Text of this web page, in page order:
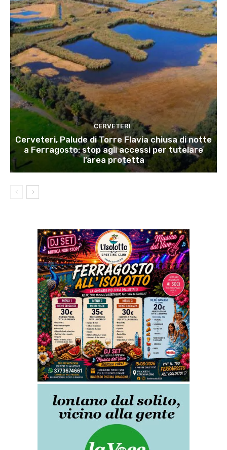
CERVETERI
Cerveteri, Palude di Torre Flavia chiusa di notte
a Ferragosto: stop agli accessi per tutelare
l’area protetta